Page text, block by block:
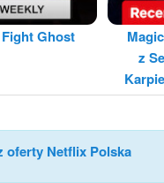
Ghost
z
oferty Netflix Polska